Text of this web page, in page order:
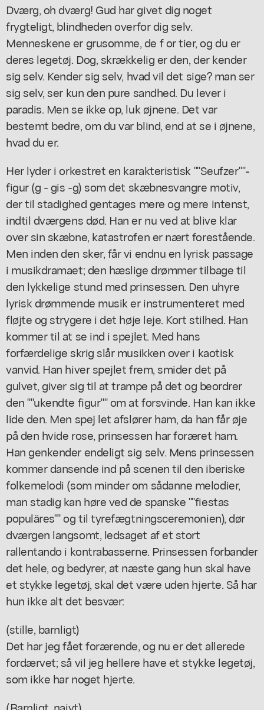
Dværg, oh dværg! Gud har givet dig noget
frygteligt, blindheden overfor dig selv.
Menneskene er grusomme, de f or tier, og du er
deres legetøj. Dog, skrækkelig er den, der kender
sig selv. Kender sig selv, hvad vil det sige? man ser
sig selv, ser kun den pure sandhed. Du lever i
paradis. Men se ikke op, luk øjnene. Det var
bestemt bedre, om du var blind, end at se i øjnene,
hvad du er.
Her lyder i orkestret en karakteristisk ""Seufzer""-
figur (g - gis -g) som det skæbnesvangre motiv,
der til stadighed gentages mere og mere intenst,
indtil dværgens død. Han er nu ved at blive klar
over sin skæbne, katastrofen er nært forestående.
Men inden den sker, får vi endnu en lyrisk passage
i musikdramaet; den hæslige drømmer tilbage til
den lykkelige stund med prinsessen. Den uhyre
lyrisk drømmende musik er instrumenteret med
fløjte og strygere i det høje leje. Kort stilhed. Han
kommer til at se ind i spejlet. Med hans
forfærdelige skrig slår musikken over i kaotisk
vanvid. Han hiver spejlet frem, smider det på
gulvet, giver sig til at trampe på det og beordrer
den ""ukendte figur"" om at forsvinde. Han kan ikke
lide den. Men spej let afslører ham, da han får øje
på den hvide rose, prinsessen har foræret ham.
Han genkender endeligt sig selv. Mens prinsessen
kommer dansende ind på scenen til den iberiske
folkemelodi (som minder om sådanne melodier,
man stadig kan høre ved de spanske ""fiestas
populäres"" og til tyrefægtningsceremonien), dør
dværgen langsomt, ledsaget af et stort
rallentando i kontrabasserne. Prinsessen forbander
det hele, og bedyrer, at næste gang hun skal have
et stykke legetøj, skal det være uden hjerte. Så har
hun ikke alt det besvær:
(stille, barnligt)
Det har jeg fået forærende, og nu er det allerede
fordærvet; så vil jeg hellere have et stykke legetøj,
som ikke har noget hjerte.
(Barnligt, naivt)